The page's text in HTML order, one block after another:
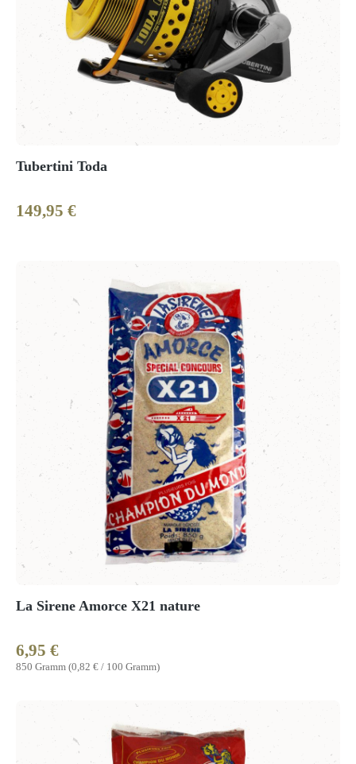
Tubertini Toda
Regulärer Preis:
149,95 €
La Sirene Amorce X21 nature
850 Gramm (0,82 € / 100 Gramm)
Regulärer Preis:
6,95 €